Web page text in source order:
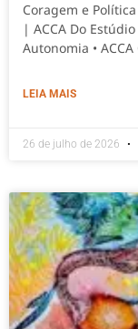
Coragem e
| ACCA Do
Autonomia •
LEIA MAIS
26 de julho de 2026